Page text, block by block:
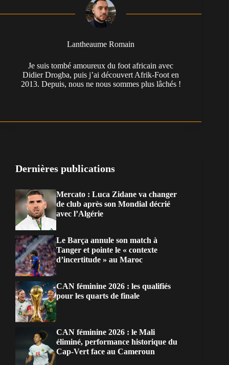
Lantheaume Romain
Je suis tombé amoureux du foot africain avec
Didier Drogba, puis j’ai découvert Afrik-Foot en
2013. Depuis, nous ne nous sommes plus lâchés !
Dernières publications
Mercato : Luca Zidane va changer
de club après son Mondial décrié
avec l’Algérie
Le Barça annule son match à
Tanger et pointe le « contexte
d’incertitude » au Maroc
CAN féminine 2026 : les qualifiés
pour les quarts de finale
CAN féminine 2026 : le Mali
éliminé, performance historique du
Cap-Vert face au Cameroun